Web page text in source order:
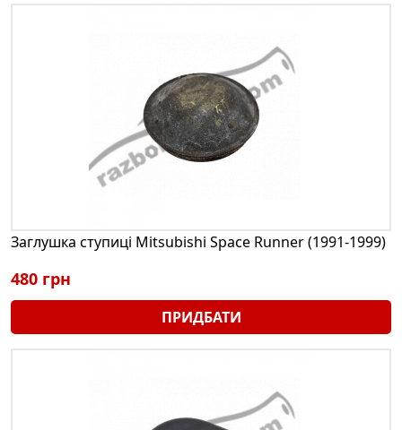
Заглушка ступиці Mitsubishi Space Runner (1991-1999)
480 грн
ПРИДБАТИ